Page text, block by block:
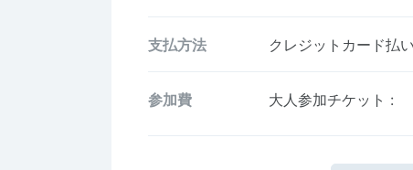
支払方法 クレジットカード払
参加費 大人参加チケット :